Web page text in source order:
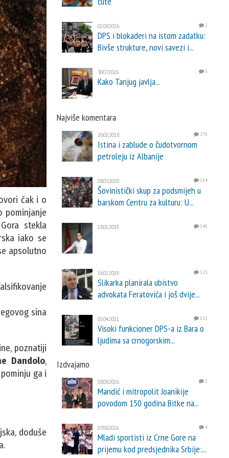
čak i o
pominjanje
stekla
iako se
apsolutno
sina
poznatiji
Dandolo,
ga i
doduše
02.08.2026. 2
DPS i blokaderi na istom zadatku:
Bivše strukture, novi savezi i...
30.07.2026. 5
Kako Tanjug javlja...
Najviše komentara
20.02.2018. 270
Istina i zablude o čudotvornom
petroleju iz Albanije
08.03.2020. 154
Šovinistički skup za podsmijeh u
barskom Centru za kulturu: U...
18.01.2019. 140
16.02.2019. 123
Slikarka planirala ubistvo
advokata Feratovića i još dvije...
02.04.2021. 121
Visoki funkcioner DPS-a iz Bara o
ljudima sa crnogorskim...
Izdvajamo
08.08.2026. 1
Mandić i mitropolit Joanikije
povodom 150 godina Bitke na...
07.08.2026. 4
Mladi sportisti iz Crne Gore na
prijemu kod predsjednika Srbije:...